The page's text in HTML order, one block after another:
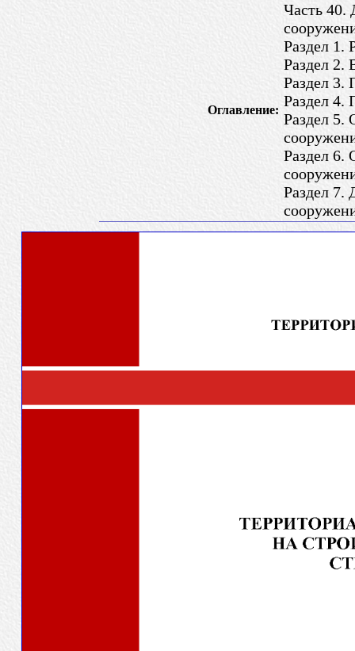
Оглавление:
Часть 40.
Раздел 1.
Раздел 2.
Раздел 3.
Раздел 4.
Раздел 5.
Раздел 6.
Раздел 7.